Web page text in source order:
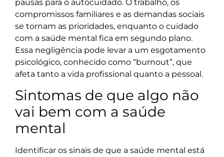
pausas para o autocuidado. O trabalho, os
compromissos familiares e as demandas sociais
se tornam as prioridades, enquanto o cuidado
com a saúde mental fica em segundo plano.
Essa negligência pode levar a um esgotamento
psicológico, conhecido como “burnout”, que
afeta tanto a vida profissional quanto a pessoal.
Sintomas de que algo não
vai bem com a saúde
mental
Identificar os sinais de que a saúde mental está